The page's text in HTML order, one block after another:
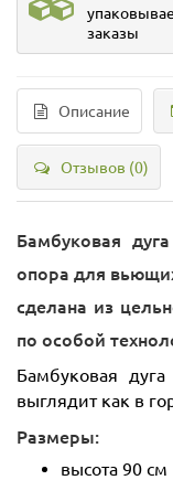
заказы
Описание
Отзывов (0)
Бамбуковая
опора для
сделана из
по особой
Бамбуковая
выглядит как в
Размеры:
высота 90 см